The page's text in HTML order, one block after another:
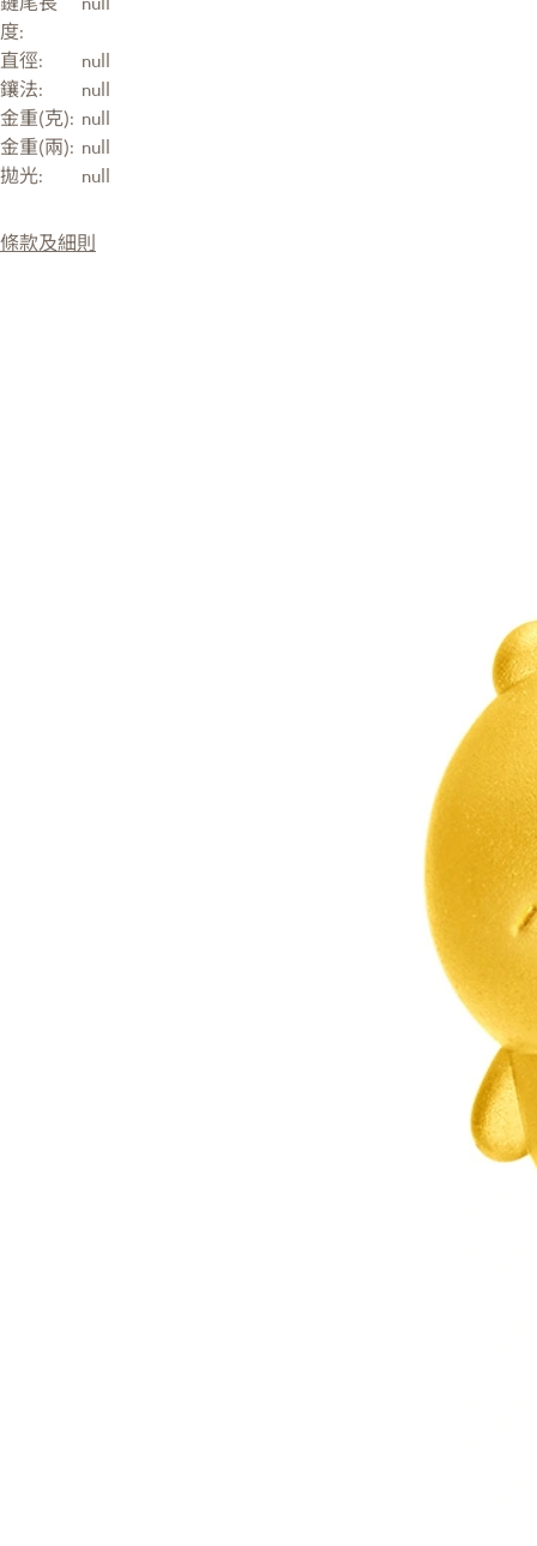
度:
直徑:
null
鑲法:
null
金重(克): null
金重(兩): null
拋光:
null
條款及細則